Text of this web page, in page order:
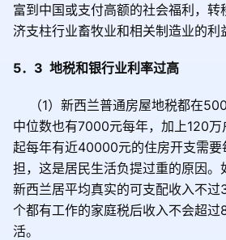
富到中国或支付高额的社会福利，
济支柱行业畜牧业和相关制造业的利
5． 3 地税和银行业利率过高
（1）新西兰普通房屋地税都在
中位数也有7000元每年，加上120万
起每年有近40000元的住房开支需
担，这是居民生活负提过重的原因。
新西兰居平均真实的可支配收入不过
个都有工作的家庭税后收入不会超过
活。